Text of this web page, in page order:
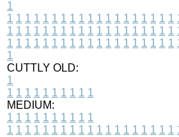
1
1 1 1 1 1 1 1 1 1 1 1 1 1 1 1 1 1 1 1
1 1 1 1 1 1 1 1 1 1 1 1 1 1 1 1 1 1 1
1 1 1 1 1 1 1 1 1 1 1 1 1 1 1 1 1 1 1
1
CUTTLY OLD:
1
1 1 1 1 1 1 1 1 1 1
MEDIUM:
1 1 1 1 1 1 1 1 1 1
1 1 1 1 1 1 1 1 1 1 1 1 1 1 1 1 1 1 1